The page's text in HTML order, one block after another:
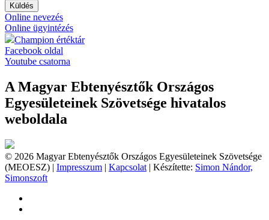
Küldés
Online nevezés
Online ügyintézés
Champion értéktár
Facebook oldal
Youtube csatorna
A Magyar Ebtenyésztők Országos
Egyesületeinek Szövetsége hivatalos
weboldala
© 2026 Magyar Ebtenyésztők Országos Egyesületeinek Szövetsége
(MEOESZ) | Impresszum | Kapcsolat | Készítette: Simon Nándor,
Simonszoft